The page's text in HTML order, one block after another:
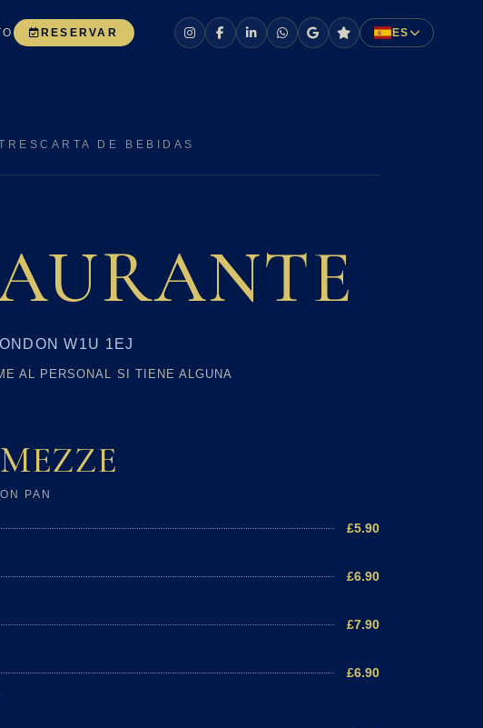
RESERVAR ES
CARTA DE BEBIDAS
W1U 1EJ
AL PERSONAL SI TIENE ALGUNA
PAN
£5.90
£6.90
£7.90
£6.90